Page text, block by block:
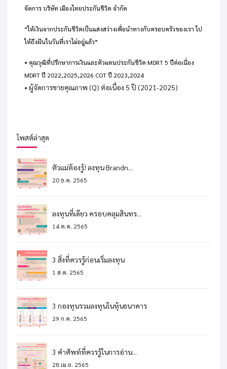
จัดการ บริษัท เมืองไทยประกันชีวิต จำกัด
“ให้เงินจากประกันชีวิตเป็นแสงสว่างเพื่อนำทางกับครอบครัวของเรา ไป
ให้ถึงฝันในวันที่เราไม่อยู่แล้ว”
• คุณวุฒิที่ปรึกษาการเงินและตัวแทนประกันชีวิต MDRT 5 ปีต่อเนื่อง
MDRT ปี 2022,2025,2026 COT ปี 2023,2024
• ผู้จัดการขายคุณภาพ (Q) ต่อเนื่อง 5 ปี (2021-2025)
โพสต์ล่าสุด
ตัวแม่ต้องรู้! ลงทุน Brandn...
20 ธ.ค. 2565
ลงทุนที่เดียว ครอบคลุมสินทร...
14 ต.ค. 2565
3 สิ่งที่ควรรู้ก่อนเริ่มลงทุน
1 ส.ค. 2565
3 กองทุนรวมลงทุนในหุ้นธนาคาร
29 ก.ค. 2565
3 คำศัพท์ที่ควรรู้ในการอ่าน...
28 เม.ย. 2565